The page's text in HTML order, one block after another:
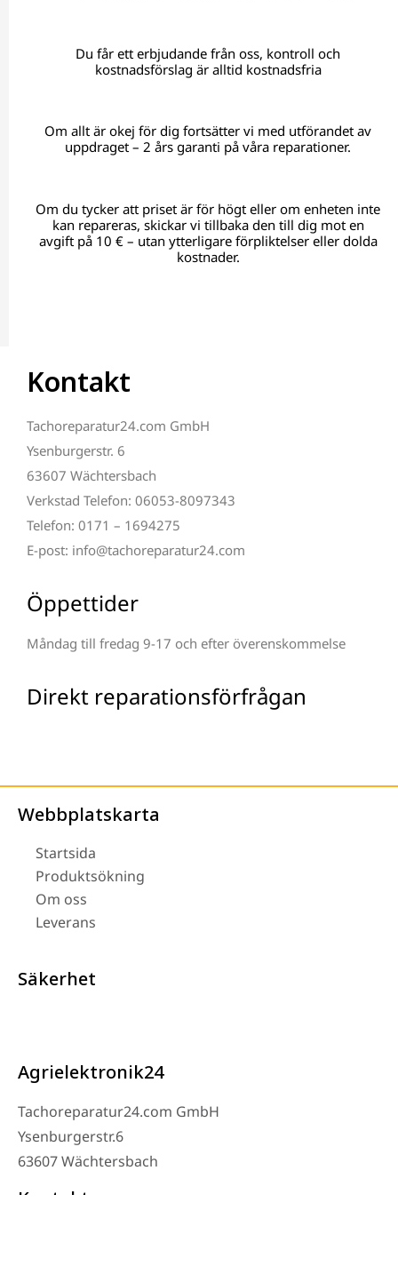
Du får ett erbjudande från oss, kontroll och
kostnadsförslag är alltid kostnadsfria
Om allt är okej för dig fortsätter vi med utförandet av
uppdraget – 2 års garanti på våra reparationer.
Om du tycker att priset är för högt eller om enheten inte
kan repareras, skickar vi tillbaka den till dig mot en
avgift på 10 € – utan ytterligare förpliktelser eller dolda
kostnader.
Kontakt
Tachoreparatur24.com GmbH
Ysenburgerstr. 6
63607 Wächtersbach
Verkstad Telefon: 06053-8097343
Telefon: 0171 – 1694275
E-post: info@tachoreparatur24.com
Öppettider
Måndag till fredag 9-17 och efter överenskommelse
Direkt reparationsförfrågan
Webbplatskarta
Startsida
Produktsökning
Om oss
Leverans
Säkerhet
Agrielektronik24
Tachoreparatur24.com GmbH
Ysenburgerstr.6
63607 Wächtersbach
Kontakt